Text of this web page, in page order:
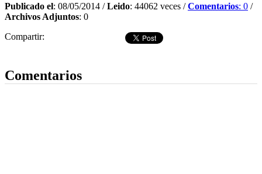
Publicado el: 08/05/2014 /Leido: 44062 veces /Comentarios: 0 /
Archivos Adjuntos: 0
Compartir:
Comentarios